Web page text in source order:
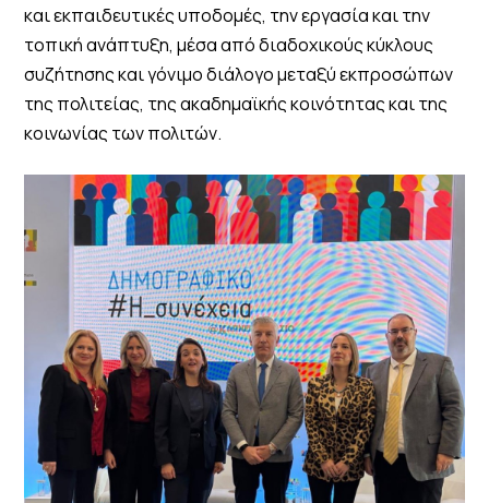
και εκπαιδευτικές υποδομές, την εργασία και την
τοπική ανάπτυξη, μέσα από διαδοχικούς κύκλους
συζήτησης και γόνιμο διάλογο μεταξύ εκπροσώπων
της πολιτείας, της ακαδημαϊκής κοινότητας και της
κοινωνίας των πολιτών.